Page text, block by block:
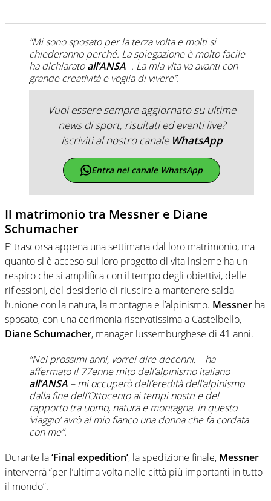
“Mi sono sposato per la terza volta e molti si
chiederanno perché. La spiegazione è molto facile –
ha dichiaratoall’ANSA -. La mia vita va avanti con
grande creatività e voglia di vivere”.
Vuoi essere sempre aggiornato su ultime
news di sport, risultati ed eventi live?
Iscriviti al nostro canale WhatsApp
Entra nel canale WhatsApp
Il matrimonio tra Messner e Diane
Schumacher
E’ trascorsa appena una settimana dal loro matrimonio, ma
quanto si è acceso sul loro progetto di vita insieme ha un
respiro che si amplifica con il tempo degli obiettivi, delle
riflessioni, del desiderio di riuscire a mantenere salda
l’unione con la natura, la montagna e l’alpinismo. Messner ha
sposato, con una cerimonia riservatissima a Castelbello,
Diane Schumacher, manager lussemburghese di 41 anni.
“Nei prossimi anni, vorrei dire decenni, – ha
affermato il 77enne mito dell’alpinismo italiano
all’ANSA – mi occuperò dell’eredità dell’alpinismo
dalla fine dell’Ottocento ai tempi nostri e del
rapporto tra uomo, natura e montagna. In questo
‘viaggio’ avrò al mio fianco una donna che fa cordata
con me”.
Durante la‘Final expedition’, la spedizione finale, Messner
interverrà “per l’ultima volta nelle città più importanti in tutto
il mondo”.